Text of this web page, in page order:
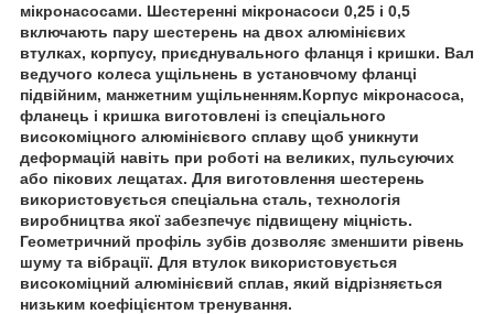
мікронасосами. Шестеренні мікронасоси 0,25 і 0,5
включають пару шестерень на двох алюмінієвих
втулках, корпусу, приєднувального фланця і кришки. Вал
ведучого колеса ущільнень в установчому фланці
підвійним, манжетним ущільненням.Корпус мікронасоса,
фланець і кришка виготовлені із спеціального
високоміцного алюмінієвого сплаву щоб уникнути
деформацій навіть при роботі на великих, пульсуючих
або пікових лещатах. Для виготовлення шестерень
використовується спеціальна сталь, технологія
виробництва якої забезпечує підвищену міцність.
Геометричний профіль зубів дозволяє зменшити рівень
шуму та вібрації. Для втулок використовується
високоміцний алюмінієвий сплав, який відрізняється
низьким коефіцієнтом тренування.